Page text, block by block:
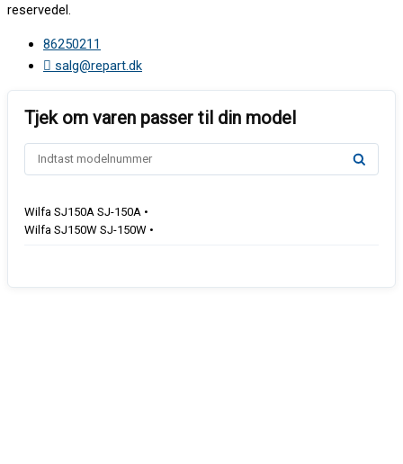
reservedel.
86250211
salg@repart.dk
Wilfa SJ150A SJ-150A •
Wilfa SJ150W SJ-150W •